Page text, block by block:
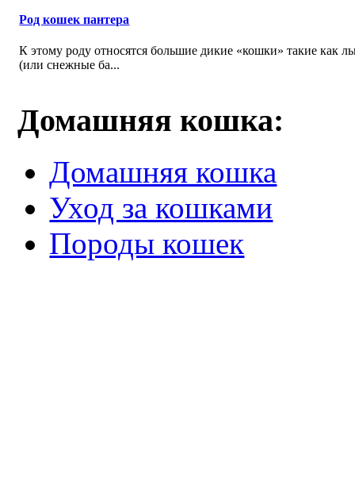
Род кошек пантера
К этому роду относятся большие дикие «кошки» такие
(или снежные ба...
Домашняя кошка:
Домашняя кошка
Уход за кошками
Породы кошек